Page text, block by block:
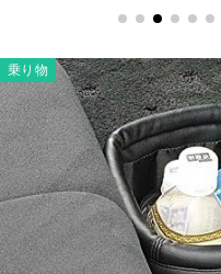
乗り物